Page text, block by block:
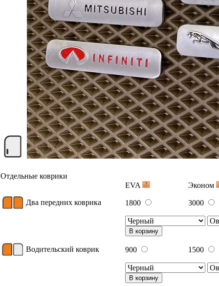
Отдельные коврики
EVA
Эконом
Два передних коврика 1800 3000
В корзину
Водительский коврик 900 1500
В корзину